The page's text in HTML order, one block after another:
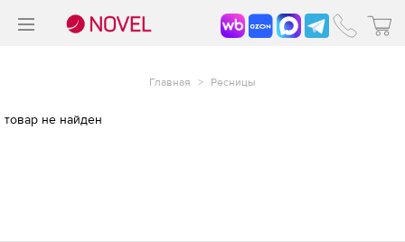
Главная > Ресницы
товар не найден